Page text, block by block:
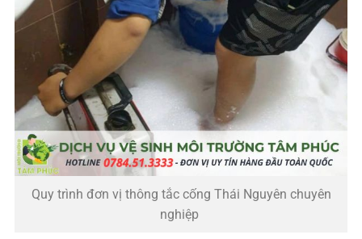
Quy trình đơn vị thông tắc cống Thái Nguyên chuyên
nghiệp